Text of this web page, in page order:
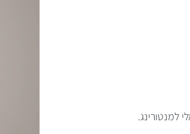
למנטורינג.